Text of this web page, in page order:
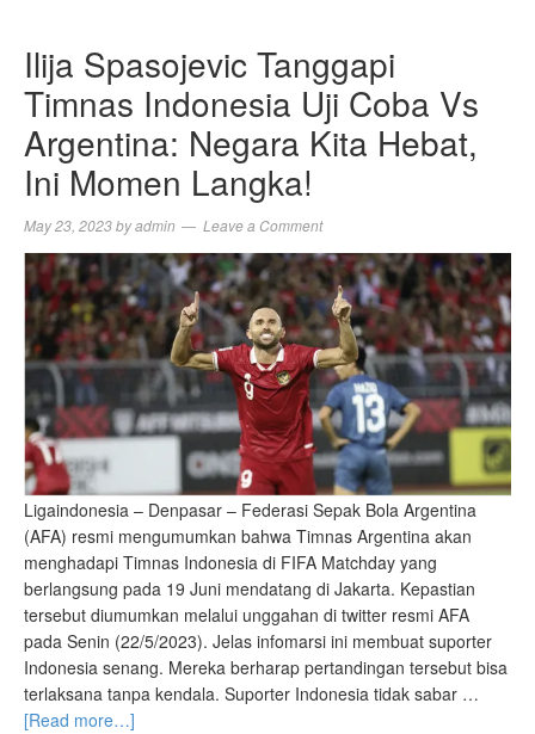
Ilija Spasojevic Tanggapi
Timnas Indonesia Uji Coba Vs
Argentina: Negara Kita Hebat,
Ini Momen Langka!
May 23, 2023byadmin Leave a Comment
Ligaindonesia – Denpasar – Federasi Sepak Bola Argentina
(AFA) resmi mengumumkan bahwa Timnas Argentina akan
menghadapi Timnas Indonesia di FIFA Matchday yang
berlangsung pada 19 Juni mendatang di Jakarta. Kepastian
tersebut diumumkan melalui unggahan di twitter resmi AFA
pada Senin (22/5/2023). Jelas infomarsi ini membuat suporter
Indonesia senang. Mereka berharap pertandingan tersebut bisa
terlaksana tanpa kendala. Suporter Indonesia tidak sabar …
[Read more…]